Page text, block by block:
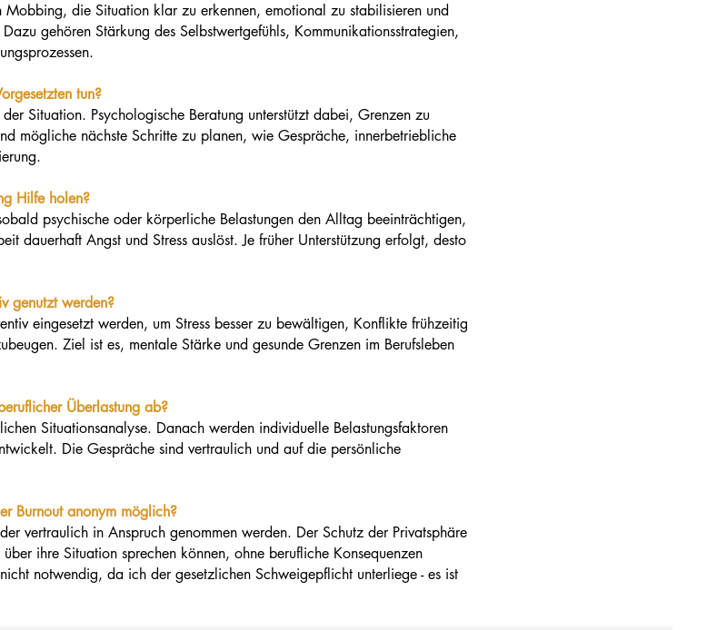
Mobbing, die Situation klar zu erkennen, emotional zu stabilisieren und
gehören Stärkung des Selbstwertgefühls, Kommunikationsstrategien,
tun?
Situation. Psychologische Beratung unterstützt dabei, Grenzen zu
mögliche nächste Schritte zu planen, wie Gespräche, innerbetriebliche
Hilfe holen?
psychische oder körperliche Belastungen den Alltag beeinträchtigen,
dauerhaft Angst und Stress auslöst. Je früher Unterstützung erfolgt, desto
genutzt werden?
eingesetzt werden, um Stress besser zu bewältigen, Konflikte frühzeitig
Ziel ist es, mentale Stärke und gesunde Grenzen im Berufsleben
Überlastung ab?
Situationsanalyse. Danach werden individuelle Belastungsfaktoren
Die Gespräche sind vertraulich und auf die persönliche
Burnout anonym möglich?
vertraulich in Anspruch genommen werden. Der Schutz der Privatsphäre
ihre Situation sprechen können, ohne berufliche Konsequenzen
notwendig, da ich der gesetzlichen Schweigepflicht unterliege - es ist